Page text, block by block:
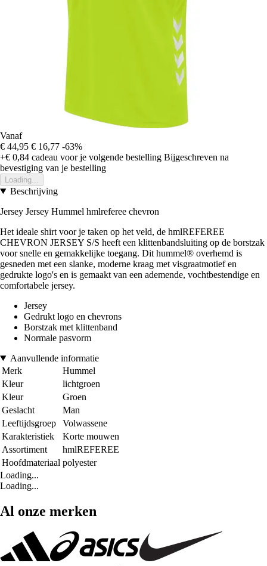
Vanaf
€ 44,95 € 16,77 -63%
+€ 0,84 cadeau voor je volgende bestelling Bijgeschreven na
bevestiging van je bestelling
Loading...
Beschrijving
Jersey Jersey Hummel hmlreferee chevron
Het ideale shirt voor je taken op het veld, de hmlREFEREE
CHEVRON JERSEY S/S heeft een klittenbandsluiting op de borstzak
voor snelle en gemakkelijke toegang. Dit hummel® overhemd is
gesneden met een slanke, moderne kraag met visgraatmotief en
gedrukte logo's en is gemaakt van een ademende, vochtbestendige en
comfortabele jersey.
Jersey
Gedrukt logo en chevrons
Borstzak met klittenband
Normale pasvorm
Aanvullende informatie
Merk
Hummel
Kleur
lichtgroen
Kleur
Groen
Geslacht
Man
Leeftijdsgroep
Volwassene
Karakteristiek
Korte mouwen
Assortiment
hmlREFEREE
Hoofdmateriaal polyester
Loading...
Loading...
Al onze merken